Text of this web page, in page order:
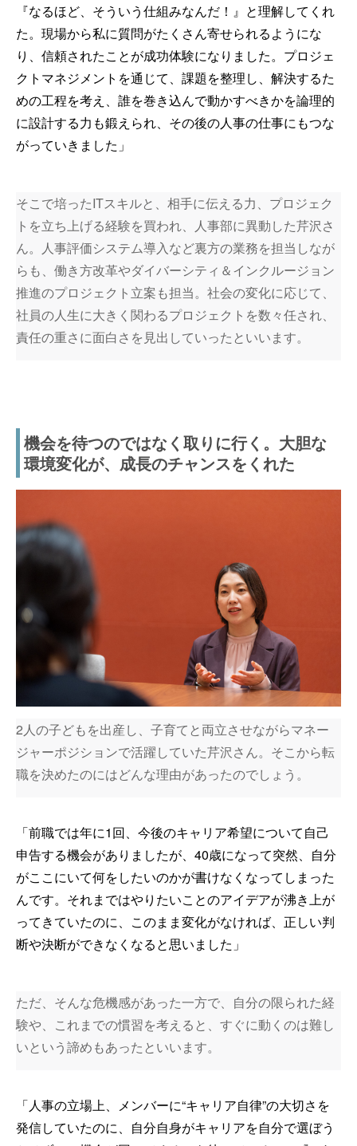
『なるほど、そういう仕組みなんだ！』と理解してくれ
た。現場から私に質問がたくさん寄せられるようにな
り、信頼されたことが成功体験になりました。プロジェ
クトマネジメントを通じて、課題を整理し、解決するた
めの工程を考え、誰を巻き込んで動かすべきかを論理的
に設計する力も鍛えられ、その後の人事の仕事にもつな
がっていきました」
そこで培ったITスキルと、相手に伝える力、プロジェク
トを立ち上げる経験を買われ、人事部に異動した芹沢さ
ん。人事評価システム導入など裏方の業務を担当しなが
らも、働き方改革やダイバーシティ＆インクルージョン
推進のプロジェクト立案も担当。社会の変化に応じて、
社員の人生に大きく関わるプロジェクトを数々任され、
責任の重さに面白さを見出していったといいます。
機会を待つのではなく取りに行く。大胆な
環境変化が、成長のチャンスをくれた
2人の子どもを出産し、子育てと両立させながらマネー
ジャーポジションで活躍していた芹沢さん。そこから転
職を決めたのにはどんな理由があったのでしょう。
「前職では年に1回、今後のキャリア希望について自己
申告する機会がありましたが、40歳になって突然、自分
がここにいて何をしたいのかが書けなくなってしまった
んです。それまではやりたいことのアイデアが沸き上が
ってきていたのに、このまま変化がなければ、正しい判
断や決断ができなくなると思いました」
ただ、そんな危機感があった一方で、自分の限られた経
験や、これまでの慣習を考えると、すぐに動くのは難し
いという諦めもあったといいます。
「人事の立場上、メンバーに“キャリア自律”の大切さを
発信していたのに、自分自身がキャリアを自分で選ぼう